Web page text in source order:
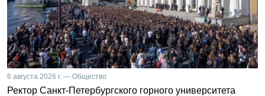
6 августа 2026 г. — Общество
Ректор Санкт-Петербургского горного университета